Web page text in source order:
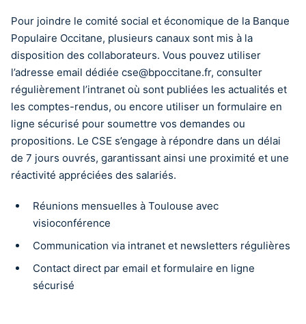
Pour joindre le comité social et économique de la Banque
Populaire Occitane, plusieurs canaux sont mis à la
disposition des collaborateurs. Vous pouvez utiliser
l’adresse email dédiée cse@bpoccitane.fr, consulter
régulièrement l’intranet où sont publiées les actualités et
les comptes-rendus, ou encore utiliser un formulaire en
ligne sécurisé pour soumettre vos demandes ou
propositions. Le CSE s’engage à répondre dans un délai
de 7 jours ouvrés, garantissant ainsi une proximité et une
réactivité appréciées des salariés.
Réunions mensuelles à Toulouse avec
visioconférence
Communication via intranet et newsletters régulières
Contact direct par email et formulaire en ligne
sécurisé